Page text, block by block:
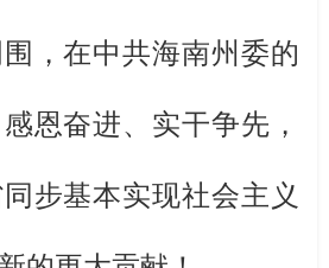
，在中共海南州委的
恩奋进、实干争先，
步基本实现社会主义